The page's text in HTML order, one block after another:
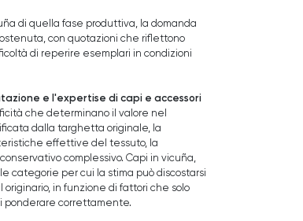
di quella fase produttiva, la domanda
con quotazioni che riflettono
di reperire esemplari in condizioni
e l'expertise di capi e accessori
che determinano il valore nel
dalla targhetta originale, la
effettive del tessuto, la
complessivo. Capi in vicuña,
categorie per cui la stima può discostarsi
in funzione di fattori che solo
ponderare correttamente.